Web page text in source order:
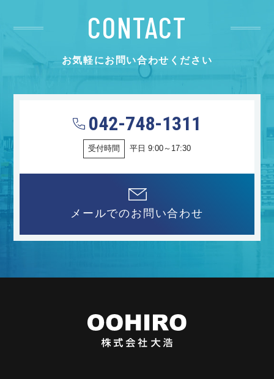
CONTACT
お気軽にお問い合わせください
042-748-1311
受付時間 平日 9:00～17:30
メールでのお問い合わせ